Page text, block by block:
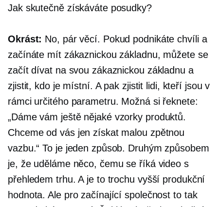
Jak skutečně získáváte posudky?
Okrást: No, pár věcí. Pokud podnikáte chvíli a
začínáte mít zákaznickou základnu, můžete se
začít dívat na svou zákaznickou základnu a
zjistit, kdo je místní. A pak zjistit lidi, kteří jsou v
rámci určitého parametru. Možná si řeknete:
„Dáme vám ještě nějaké vzorky produktů.
Chceme od vás jen získat malou zpětnou
vazbu.“ To je jeden způsob. Druhým způsobem
je, že uděláme něco, čemu se říká video s
přehledem trhu. A je to trochu vyšší produkční
hodnota. Ale pro začínající společnost to tak